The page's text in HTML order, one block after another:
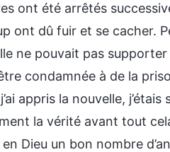
ont été arrêtés
ont dû fuir et se cacher.
ne pouvait pas
condamnée à de la
appris la nouvelle,
la vérité avant tout
Dieu un bon nombre